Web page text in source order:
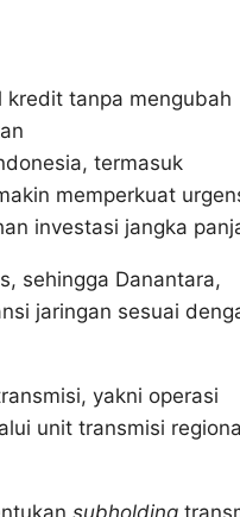
tanpa mengubah
termasuk
memperkuat
investasi jangka
sehingga Danantara,
jaringan sesuai
yakni operasi
unit transmisi
subholding